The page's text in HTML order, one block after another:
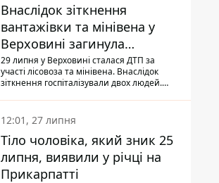
Внаслідок зіткнення
вантажівки та мінівена у
Верховині загинула
пасажирка, водійка - у
лікарні
29 липня у Верховині сталася ДТП за
участі лісовоза та мінівена. Внаслідок
зіткнення госпіталізували двох людей.
Також травми отримала водійка
автомобіля.
12:01, 27 липня
Тіло чоловіка, який зник 25
липня, виявили у річці на
Прикарпатті